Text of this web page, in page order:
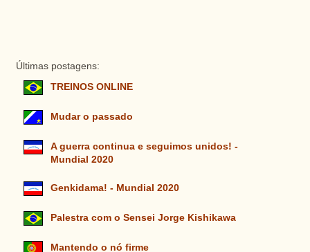
Últimas postagens:
TREINOS ONLINE
Mudar o passado
A guerra continua e seguimos unidos! -
Mundial 2020
Genkidama! - Mundial 2020
Palestra com o Sensei Jorge Kishikawa
Mantendo o nó firme